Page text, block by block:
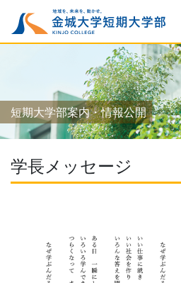
短期大学部案内・情報公開
学長メッセージ